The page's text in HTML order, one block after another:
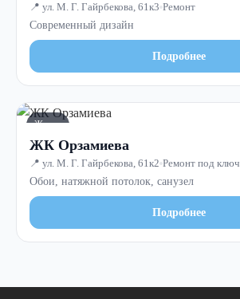
📍 ул. М. Г. Гайрбекова, 61к3 Ремонт
Современный дизайн
Подробнее
Жилое
ЖК Орзамиева
📍 ул. М. Г. Гайрбекова, 61к2 Ремонт под ключ
Обои, натяжной потолок, санузел
Подробнее